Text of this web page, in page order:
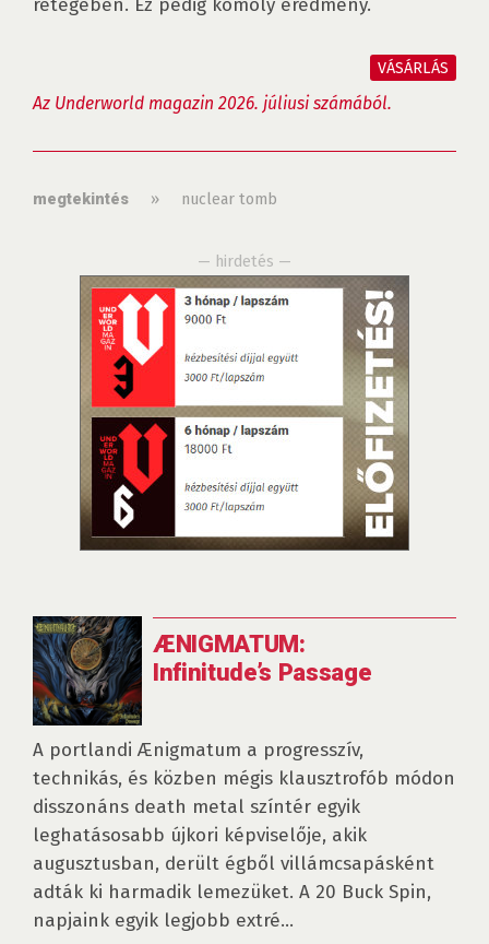
rétegében. Ez pedig komoly eredmény.
VÁSÁRLÁS
Az Underworld magazin 2026. júliusi számából.
megtekintés » nuclear tomb
— hirdetés —
ÆNIGMATUM:
Infinitude’s Passage
A portlandi Ænigmatum a progresszív,
technikás, és közben mégis klausztrofób módon
disszonáns death metal színtér egyik
leghatásosabb újkori képviselője, akik
augusztusban, derült égből villámcsapásként
adták ki harmadik lemezüket. A 20 Buck Spin,
napjaink egyik legjobb extré...